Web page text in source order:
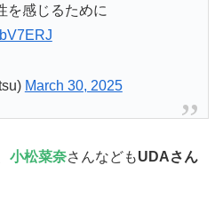
を感じるために
March 30, 2025
小松菜奈さんなどもUDAさん